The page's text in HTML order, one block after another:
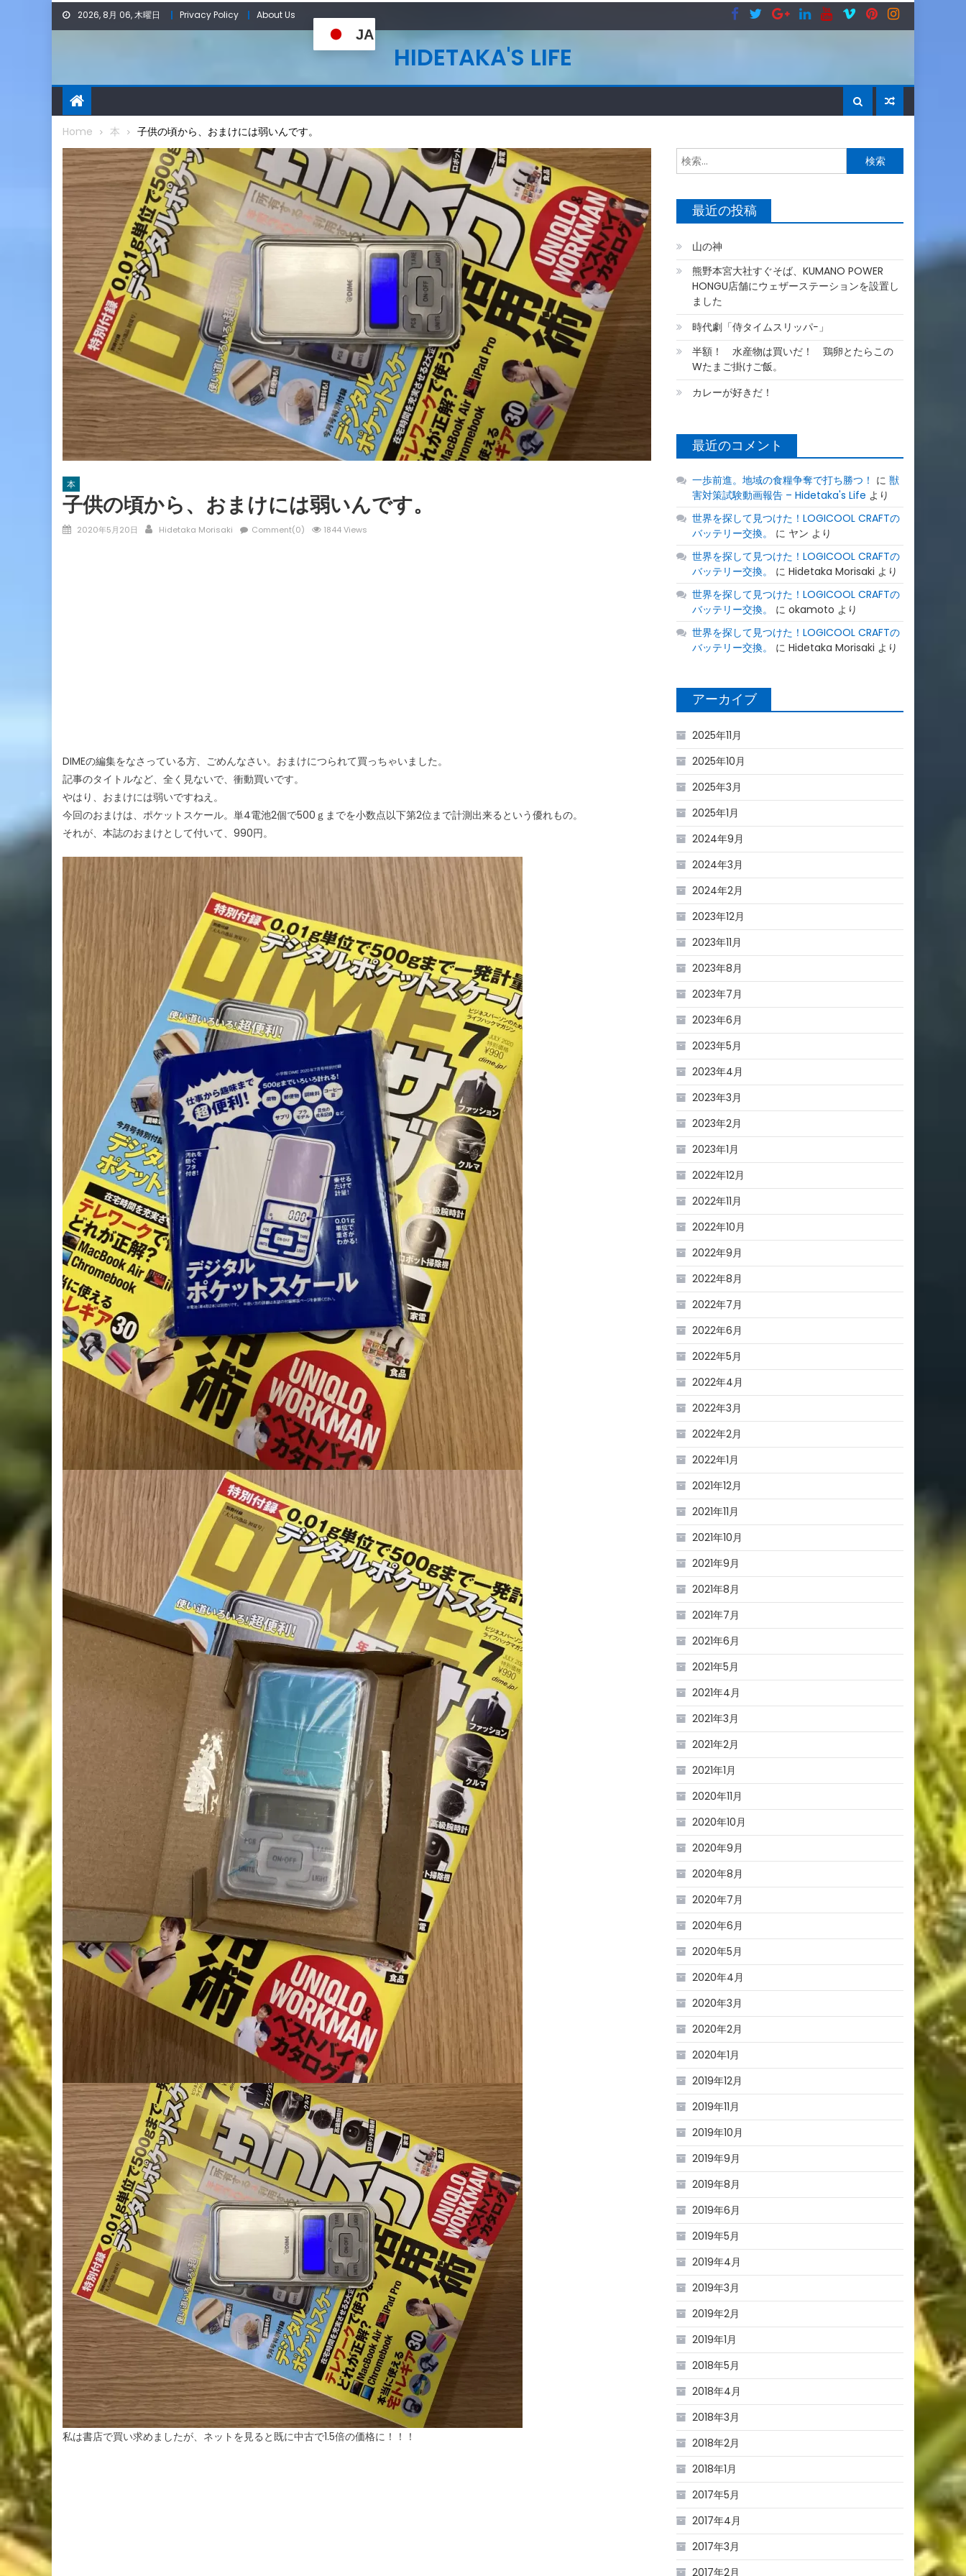
Skip
2026, 8月 06, 木曜日 Privacy Policy About Us
JA
HIDETAKA'S LIFE
Home 本 子供の頃から、おまけには弱いんです。
本
子供の頃から、おまけには弱いんです。
Posted
2020年5月20日 Author
Hidetaka Morisaki Comment(0) 1844 Views
DIMEの編集をなさっている方、ごめんなさい。おまけにつられて買っちゃいました。
記事のタイトルなど、全く見ないで、衝動買いです。
やはり、おまけには弱いですねえ。
今回のおまけは、ポケットスケール。単4電池2個で500ｇまでを小数点以下第2位まで計測出来るという優れもの。
それが、本誌のおまけとして付いて、990円。
私は書店で買い求めましたが、ネットを見ると既に中古で1.5倍の価格に！！！
索:
最近の投稿
山の神
熊野本宮大社すぐそば、KUMANO POWER
HONGU店舗にウェザーステーションを設置し
ました
時代劇「侍タイムスリッパ−」
半額！ 水産物は買いだ！ 鶏卵とたらこの
Wたまご掛けご飯。
カレーが好きだ！
最近のコメント
一歩前進。地域の食糧争奪で打ち勝つ！ に獣
害対策試験動画報告 – Hidetaka's Life より
世界を探して見つけた！LOGICOOL CRAFTの
バッテリー交換。
に ヤン より
世界を探して見つけた！LOGICOOL CRAFTの
バッテリー交換。
にHidetaka Morisaki より
世界を探して見つけた！LOGICOOL CRAFTの
バッテリー交換。
にokamoto より
世界を探して見つけた！LOGICOOL CRAFTの
バッテリー交換。
にHidetaka Morisaki より
アーカイブ
2025年11月
2025年10月
2025年3月
2025年1月
2024年9月
2024年3月
2024年2月
2023年12月
2023年11月
2023年8月
2023年7月
2023年6月
2023年5月
2023年4月
2023年3月
2023年2月
2023年1月
2022年12月
2022年11月
2022年10月
2022年9月
2022年8月
2022年7月
2022年6月
2022年5月
2022年4月
2022年3月
2022年2月
2022年1月
2021年12月
2021年11月
2021年10月
2021年9月
2021年8月
2021年7月
2021年6月
2021年5月
2021年4月
2021年3月
2021年2月
2021年1月
2020年11月
2020年10月
2020年9月
2020年8月
2020年7月
2020年6月
2020年5月
2020年4月
2020年3月
2020年2月
2020年1月
2019年12月
2019年11月
2019年10月
2019年9月
2019年8月
2019年6月
2019年5月
2019年4月
2019年3月
2019年2月
2019年1月
2018年5月
2018年4月
2018年3月
2018年2月
2018年1月
2017年5月
2017年4月
2017年3月
2017年2月